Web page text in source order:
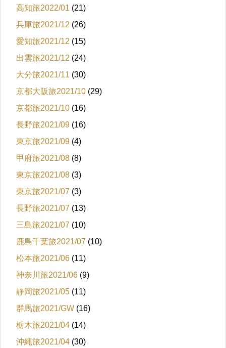
高知旅2022/01 (21)
兵庫旅2021/12 (26)
愛知旅2021/12 (15)
出雲旅2021/12 (24)
大分旅2021/11 (30)
京都大阪旅2021/10 (29)
京都旅2021/10 (16)
長野旅2021/09 (16)
東京旅2021/09 (4)
甲府旅2021/08 (8)
東京旅2021/08 (3)
東京旅2021/07 (3)
長野旅2021/07 (13)
三島旅2021/07 (10)
鹿島千葉旅2021/07 (10)
松本旅2021/06 (11)
神奈川旅2021/06 (9)
静岡旅2021/05 (11)
群馬旅2021/GW (16)
栃木旅2021/04 (14)
沖縄旅2021/04 (30)